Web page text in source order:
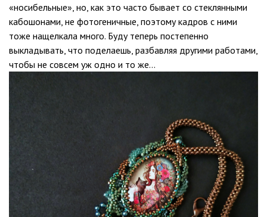
«носибельные», но, как это часто бывает со стеклянными
кабошонами, не фотогеничные, поэтому кадров с ними
тоже нащелкала много. Буду теперь постепенно
выкладывать, что поделаешь, разбавляя другими работами,
чтобы не совсем уж одно и то же…